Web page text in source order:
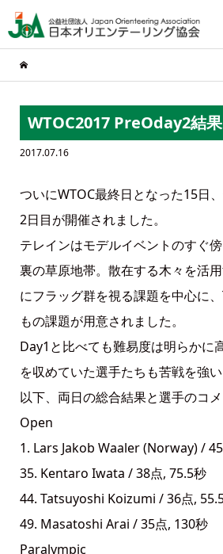
WTOC2017 PreOday2結果
2017.07.16
ついにWTOC最終日となった15日
2日目が開催されました。
テレインはモデルイベントのすぐ
裏の草原地帯。散在する木々を活
にフラッグ群を視る課題を中心に
もの課題が用意されました。
Day1と比べても難易度は明らかに
を収めていた選手たちも苦戦を強い
以下、両日の総合結果と選手のコメ
Open
1. Lars Jakob Waaler (Norway) /
35. Kentaro Iwata / 38点, 75.5秒
44. Tatsuyoshi Koizumi / 36点,
49. Masatoshi Arai / 35点, 130秒
Paralympic